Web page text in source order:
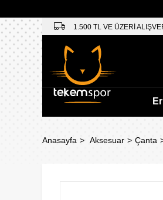
1.500 TL VE ÜZERİ
Anasayfa Aksesuar Çanta